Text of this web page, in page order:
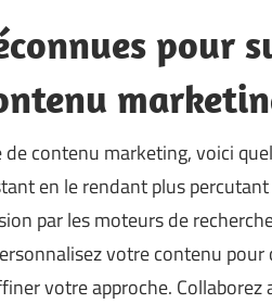
pour
contenu marketing, voici
en le rendant plus
par les moteurs de
votre contenu
votre approche.